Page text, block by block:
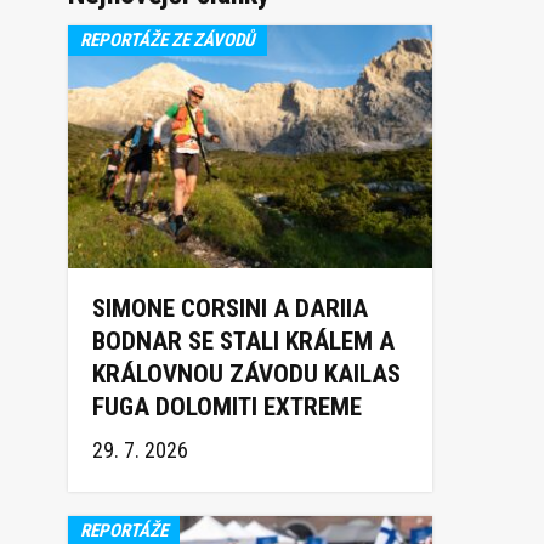
REPORTÁŽE ZE ZÁVODŮ
SIMONE CORSINI A DARIIA
BODNAR SE STALI KRÁLEM A
KRÁLOVNOU ZÁVODU KAILAS
FUGA DOLOMITI EXTREME
TRAIL 2026
29. 7. 2026
REPORTÁŽE